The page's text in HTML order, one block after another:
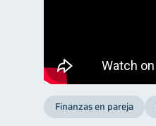
Finanzas en pareja